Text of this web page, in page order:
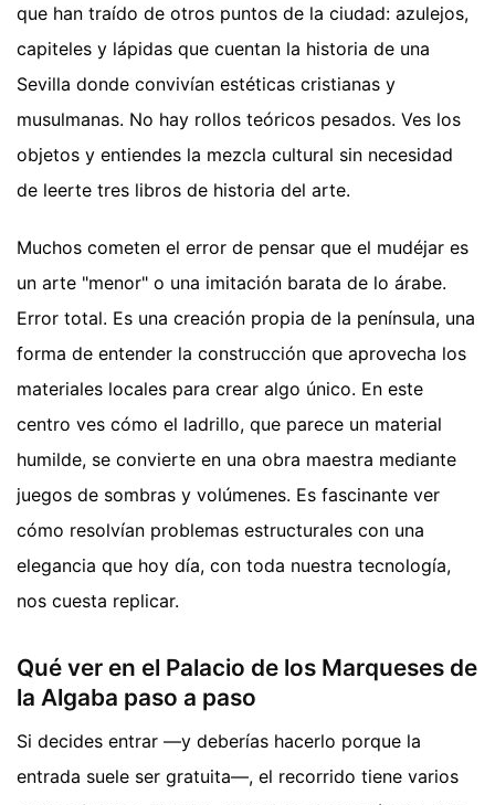
que han traído de otros puntos de la ciudad: azulejos,
capiteles y lápidas que cuentan la historia de una
Sevilla donde convivían estéticas cristianas y
musulmanas. No hay rollos teóricos pesados. Ves los
objetos y entiendes la mezcla cultural sin necesidad
de leerte tres libros de historia del arte.
Muchos cometen el error de pensar que el mudéjar es
un arte "menor" o una imitación barata de lo árabe.
Error total. Es una creación propia de la península, una
forma de entender la construcción que aprovecha los
materiales locales para crear algo único. En este
centro ves cómo el ladrillo, que parece un material
humilde, se convierte en una obra maestra mediante
juegos de sombras y volúmenes. Es fascinante ver
cómo resolvían problemas estructurales con una
elegancia que hoy día, con toda nuestra tecnología,
nos cuesta replicar.
Qué ver en el Palacio de los Marqueses de
la Algaba paso a paso
Si decides entrar —y deberías hacerlo porque la
entrada suele ser gratuita—, el recorrido tiene varios